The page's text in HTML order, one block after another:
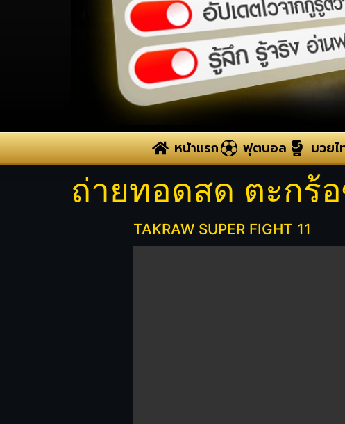
หน้าแรก ฟุตบอล มวยไ
ถ่ายทอดสด ตะกร้
TAKRAW SUPER FIGHT 11